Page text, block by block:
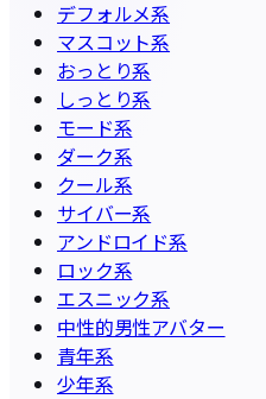
デフォルメ系
マスコット系
おっとり系
しっとり系
モード系
ダーク系
クール系
サイバー系
アンドロイド系
ロック系
エスニック系
中性的男性アバター
青年系
少年系